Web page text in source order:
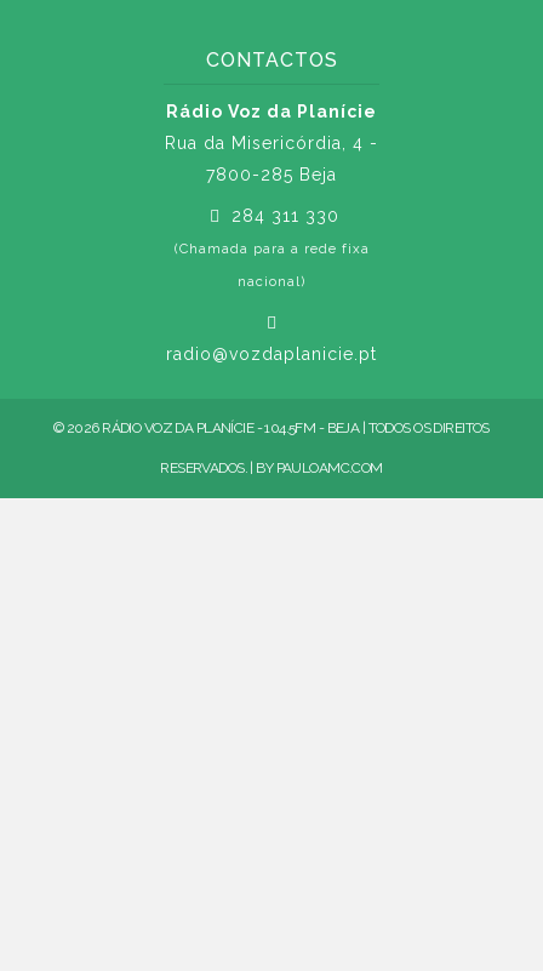
CONTACTOS
Rádio Voz da Planície
Rua da Misericórdia, 4 -
7800-285 Beja
284 311 330
(Chamada para a rede fixa
nacional)
radio@vozdaplanicie.pt
© 2026 RÁDIO VOZ DA PLANÍCIE - 104.5FM - BEJA | TODOS OS DIREITOS
RESERVADOS. | BY PAULOAMC.COM